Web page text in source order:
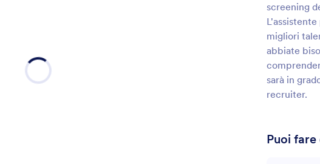
screening
migliori
abbiate
sarà in
recruiter.
Puoi